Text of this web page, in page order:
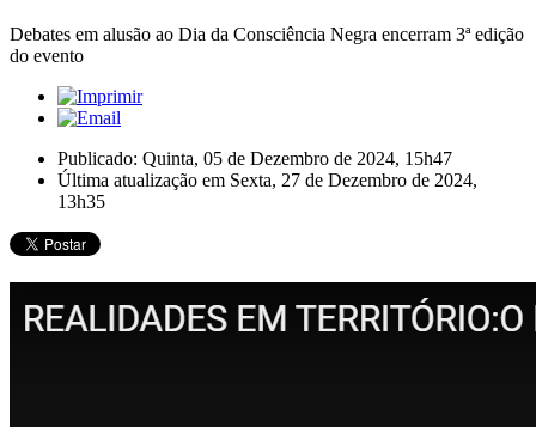
Debates em alusão ao Dia da Consciência Negra encerram 3ª edição
do evento
Publicado: Quinta, 05 de Dezembro de 2024, 15h47
Última atualização em Sexta, 27 de Dezembro de 2024,
13h35